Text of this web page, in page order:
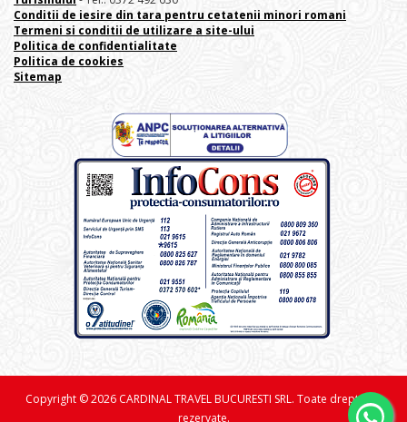
Conditii de iesire din tara pentru cetatenii minori romani
Termeni si conditii de utilizare a site-ului
Politica de confidentialitate
Politica de cookies
Sitemap
Copyright © 2026 CARDINAL TRAVEL BUCURESTI SRL. Toate drepturile
rezervate.